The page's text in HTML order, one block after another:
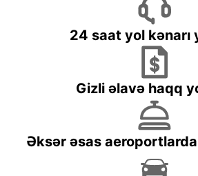
24 saat yol kənarı
Gizli əlavə haqq
Əksər əsas